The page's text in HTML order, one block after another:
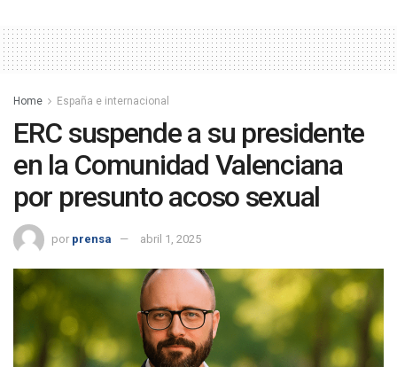
Home España e internacional
ERC suspende a su presidente
en la Comunidad Valenciana
por presunto acoso sexual
por prensa abril 1, 2025